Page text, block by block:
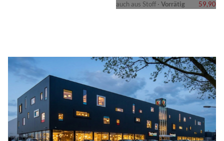
auch aus Stoff · Vorrätig 59,90